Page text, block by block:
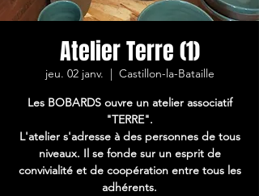
Atelier Terre (1)
jeu. 02 janv.
  |
Castillon-la-Bataille
Les BOBARDS ouvre un atelier associatif
"TERRE".
L'atelier s'adresse à des personnes de tous
niveaux. Il se fonde sur un esprit de
convivialité et de coopération entre tous les
adhérents.